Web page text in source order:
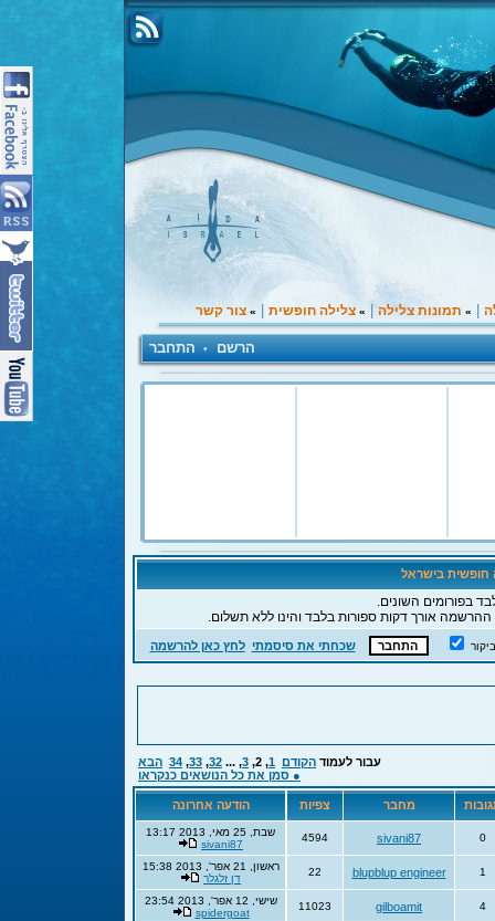
» תמונות צלילה » צלילה חופשית » צור קשר
הרשם • התחבר
חופשית בישראל
בפורומים השונים.
ההרשמה אורך דקות ספורות בלבד והינו ללא תשלום.
שכחתי את סיסמתי לחץ כאן להרשמה
עבור לעמוד הקודם 1
,
2
,
3
, ...
32
,
33
,
34 הבא
● סמן את כל הנושאים כנקראו
מחבר צפיות הודעה אחרונה
0
sivani87
4594
שבת, 25 מאי, 2013 13:17
sivani87
1
blupblup engineer
22
ראשון, 21 אפר', 2013 15:38
דן זלגלר
4
gilboamit
11023
שישי, 12 אפר', 2013 23:54
spidergoat